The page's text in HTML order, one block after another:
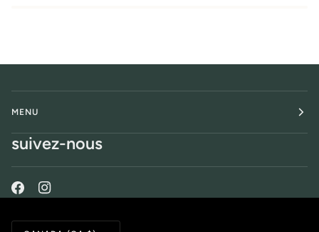
MENU
suivez-nous
Monnaie